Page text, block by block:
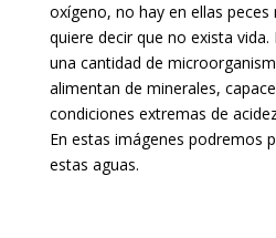
oxígeno, no hay en ellas
quiere decir que no exista
una cantidad de
alimentan de minerales,
condiciones extremas de
En estas imágenes podremos
estas aguas.